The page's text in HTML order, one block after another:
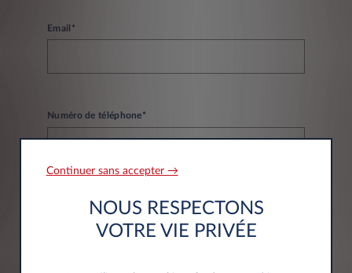
Email*
Numéro de téléphone*
Informations société
Continuer sans accepter →
NOUS RESPECTONS
VOTRE VIE PRIVÉE